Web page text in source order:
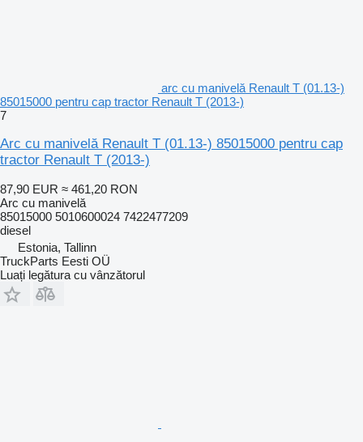
arc cu manivelă Renault T (01.13-)
85015000 pentru cap tractor Renault T (2013-)
7
Arc cu manivelă Renault T (01.13-) 85015000 pentru cap
tractor Renault T (2013-)
87,90 EUR ≈ 461,20 RON
Arc cu manivelă
85015000 5010600024 7422477209
diesel
Estonia, Tallinn
TruckParts Eesti OÜ
Luați legătura cu vânzătorul